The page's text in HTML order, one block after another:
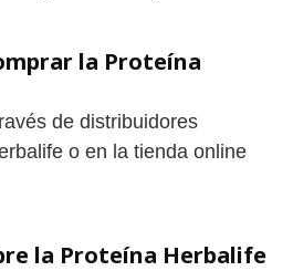
la Proteína
de distribuidores
o en la tienda online
la Proteína Herbalife